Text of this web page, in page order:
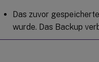
Das zuvor
wurde. Das Backup